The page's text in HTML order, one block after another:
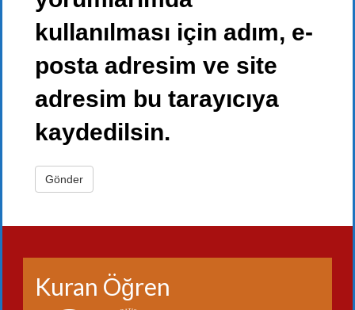
kullanılması için adım, e-
posta adresim ve site
adresim bu tarayıcıya
kaydedilsin.
Kuran Öğren